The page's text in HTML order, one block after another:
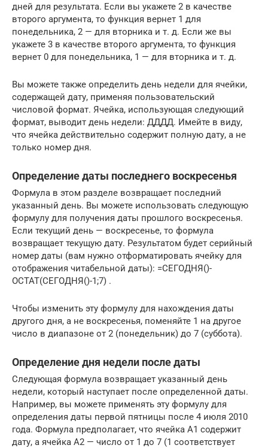
дней для результата. Если вы укажете 2 в качестве
второго аргумента, то функция вернет 1 для
понедельника, 2 — для вторника и т. д. Если же вы
укажете 3 в качестве второго аргумента, то функция
вернет 0 для понедельника, 1 — для вторника и т. д.
Вы можете также определить день недели для ячейки,
содержащей дату, применяя пользовательский
числовой формат. Ячейка, использующая следующий
формат, выводит день недели: ДДДД. Имейте в виду,
что ячейка действительно содержит полную дату, а не
только номер дня.
Определение даты последнего воскресенья
Формула в этом разделе возвращает последний
указанный день. Вы можете использовать следующую
формулу для получения даты прошлого воскресенья.
Если текущий день — воскресенье, то формула
возвращает текущую дату. Результатом будет серийный
номер даты (вам нужно отформатировать ячейку для
отображения читабельной даты): =СЕГОДНЯ()-
ОСТАТ(СЕГОДНЯ()-1;7) .
Чтобы изменить эту формулу для нахождения даты
другого дня, а не воскресенья, поменяйте 1 на другое
число в диапазоне от 2 (понедельник) до 7 (суббота).
Определение дня недели после даты
Следующая формула возвращает указанный день
недели, который наступает после определенной даты.
Например, вы можете применять эту формулу для
определения даты первой пятницы после 4 июля 2010
года. Формула предполагает, что ячейка А1 содержит
дату, а ячейка А2 — число от 1 до 7 (1 соответствует